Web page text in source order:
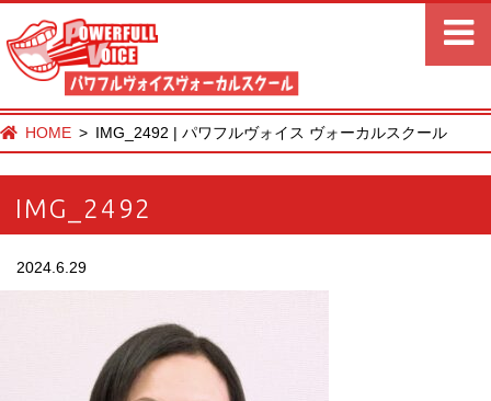
HOME IMG_2492 | パワフルヴォイス ヴォーカルスクール
IMG_2492
2024.6.29